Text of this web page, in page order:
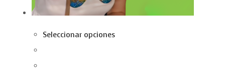
Seleccionar opciones